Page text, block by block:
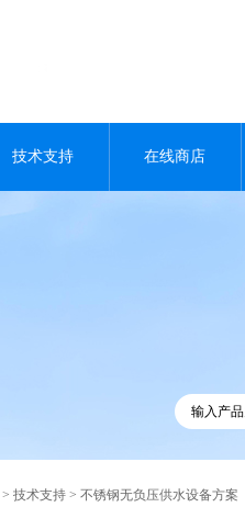
技术支持 在线商店
> 技术支持 > 不锈钢无负压供水设备方案